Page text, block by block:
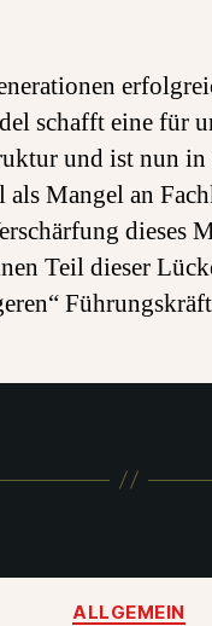
schafft eine für
und ist nun in
Mangel an
dieses
Teil dieser
ALLGEMEIN